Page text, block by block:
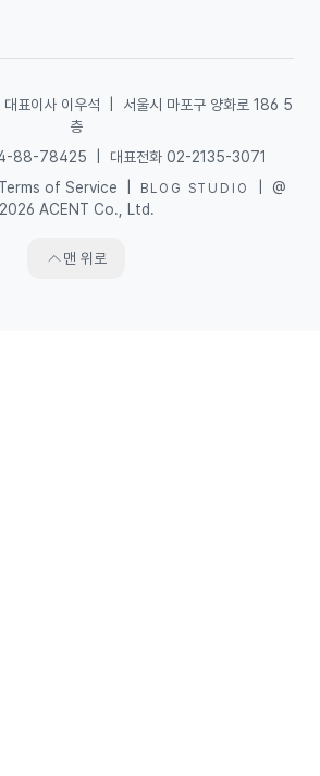
대표이사 이우석
서울시 마포구 양화로 186 5
층
88-78425
대표전화 02-2135-3071
Terms of Service BLOG STUDIO
@
2026 ACENT Co., Ltd.
맨 위로